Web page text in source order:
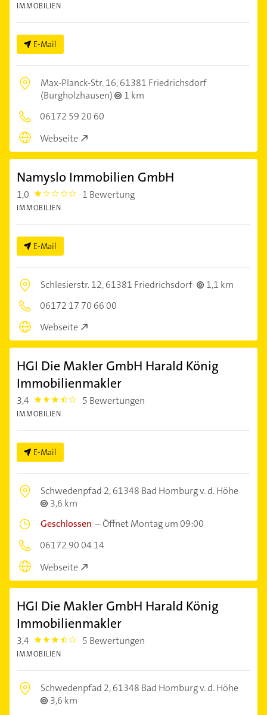
IMMOBILIEN
E-Mail
Max-Planck-Str. 16,61381 Friedrichsdorf
(Burgholzhausen)
1 km
06172 59 20 60
Webseite
Namyslo Immobilien GmbH
1,0 1.0 1 Bewertung
IMMOBILIEN
E-Mail
Schlesierstr. 12,61381 Friedrichsdorf
1,1 km
06172 17 70 66 00
Webseite
HGI Die Makler GmbH Harald König
Immobilienmakler
3,4 3.4 5 Bewertungen
IMMOBILIEN
E-Mail
Schwedenpfad 2,61348 Bad Homburg v. d. Höhe
3,6 km
Geschlossen –Öffnet Montag um 09:00
06172 90 04 14
Webseite
HGI Die Makler GmbH Harald König
Immobilienmakler
3,4 3.4 5 Bewertungen
IMMOBILIEN
Schwedenpfad 2,61348 Bad Homburg v. d. Höhe
3,6 km